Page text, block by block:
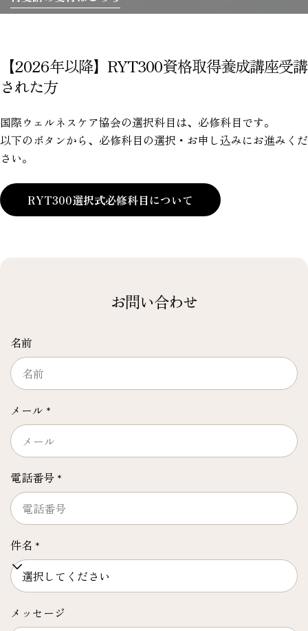
【2026年以降】RYT300資格取得養成講座受講
された方
国際ウェルネスケア協会の選択科目は、必修科目です。
以下のボタンから、必修科目の選択・お申し込みにお進みくだ
さい。
RYT300選択式必修科目について
お問い合わせ
名前
メール *
電話番号 *
件名 *
メッセージ